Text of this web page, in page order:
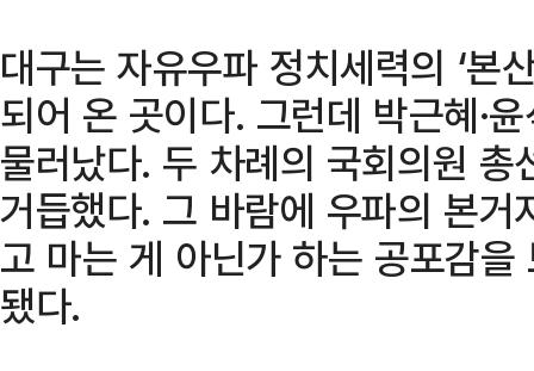
대구는 자유우파 정치세력의 ‘본
되어 온 곳이다. 그런데 박근혜·
물러났다. 두 차례의 국회의원
거듭했다. 그 바람에 우파의 본
고 마는 게 아닌가 하는 공포감
됐다.